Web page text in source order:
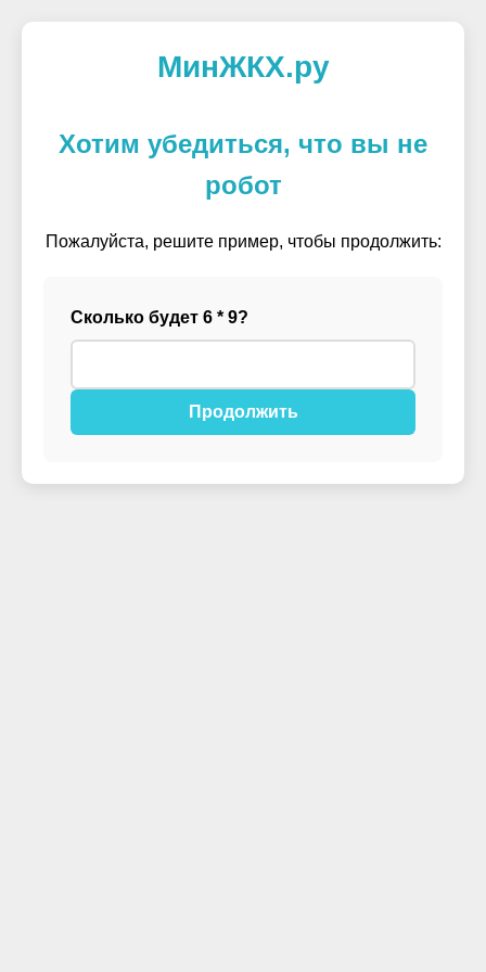
МинЖКХ.ру
Хотим убедиться, что вы не
робот
Пожалуйста, решите пример, чтобы продолжить:
Сколько будет 6 * 9?
Продолжить